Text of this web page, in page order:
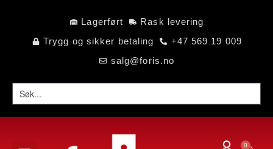
Lagerført
Rask levering
Trygg og sikker betaling
+47 569 19 009
salg@foris.no
0